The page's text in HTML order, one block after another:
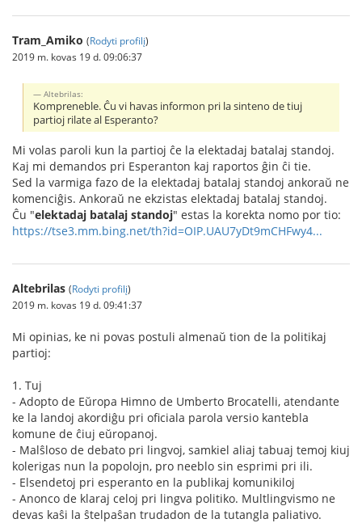
Tram_Amiko (Rodyti profilį)
2019 m. kovas 19 d. 09:06:37
Altebrilas:
Kompreneble. Ĉu vi havas informon pri la sinteno de tiuj
partioj rilate al Esperanto?
Mi volas paroli kun la partioj ĉe la elektadaj batalaj standoj.
Kaj mi demandos pri Esperanton kaj raportos ĝin ĉi tie.
Sed la varmiga fazo de la elektadaj batalaj standoj ankoraŭ ne
komenciĝis. Ankoraŭ ne ekzistas elektadaj batalaj standoj.
Ĉu "elektadaj batalaj standoj" estas la korekta nomo por tio:
https://tse3.mm.bing.net/th?id=OIP.UAU7yDt9mCHFwy4...
Altebrilas (Rodyti profilį)
2019 m. kovas 19 d. 09:41:37
Mi opinias, ke ni povas postuli almenaŭ tion de la politikaj
partioj:
1. Tuj
- Adopto de Eŭropa Himno de Umberto Brocatelli, atendante
ke la landoj akordiĝu pri oficiala parola versio kantebla
komune de ĉiuj eŭropanoj.
- Malŝloso de debato pri lingvoj, samkiel aliaj tabuaj temoj kiuj
kolerigas nun la popolojn, pro neeblo sin esprimi pri ili.
- Elsendetoj pri esperanto en la publikaj komunikiloj
- Anonco de klaraj celoj pri lingva politiko. Multlingvismo ne
devas kaŝi la ŝtelpaŝan trudadon de la tutangla paliativo.